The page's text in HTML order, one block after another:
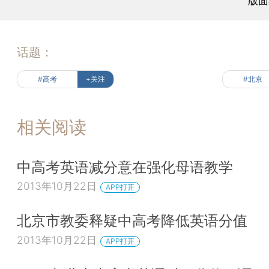
话题：
#高考 +关注 #北京
相关阅读
中高考英语减分意在强化母语教学
2013年10月22日 APP打开
北京市教委释疑中高考降低英语分值
2013年10月22日 APP打开